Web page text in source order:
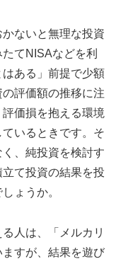
ないと無理な投資
てNISAなどを利
ある」前提で少額
評価額の推移に注
価損を抱える環境
いるときです。そ
、純投資を検討す
て投資の結果を投
ょうか。
人は、「メルカリ
すが、結果を遊び